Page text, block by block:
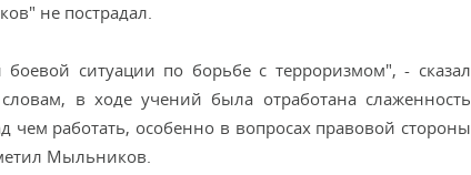
не пострадал.
ситуации по борьбе с терроризмом", - сказал
в ходе учений была отработана слаженность
чем работать, особенно в вопросах правовой стороны
Мыльников.